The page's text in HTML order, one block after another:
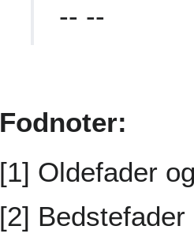
-- --
Fodnoter:
[1] Oldefader
[2]